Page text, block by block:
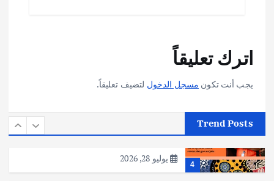
اترك تعليقاً
يجب أنت تكون مسجل الدخول لتضيف تعليقاً.
Trend Posts
هوي آن… مدينة الفوانيس وسحر التاريخ
4
عملية التعداد السكاني في11 من الشهر
يوليو 28, 2026